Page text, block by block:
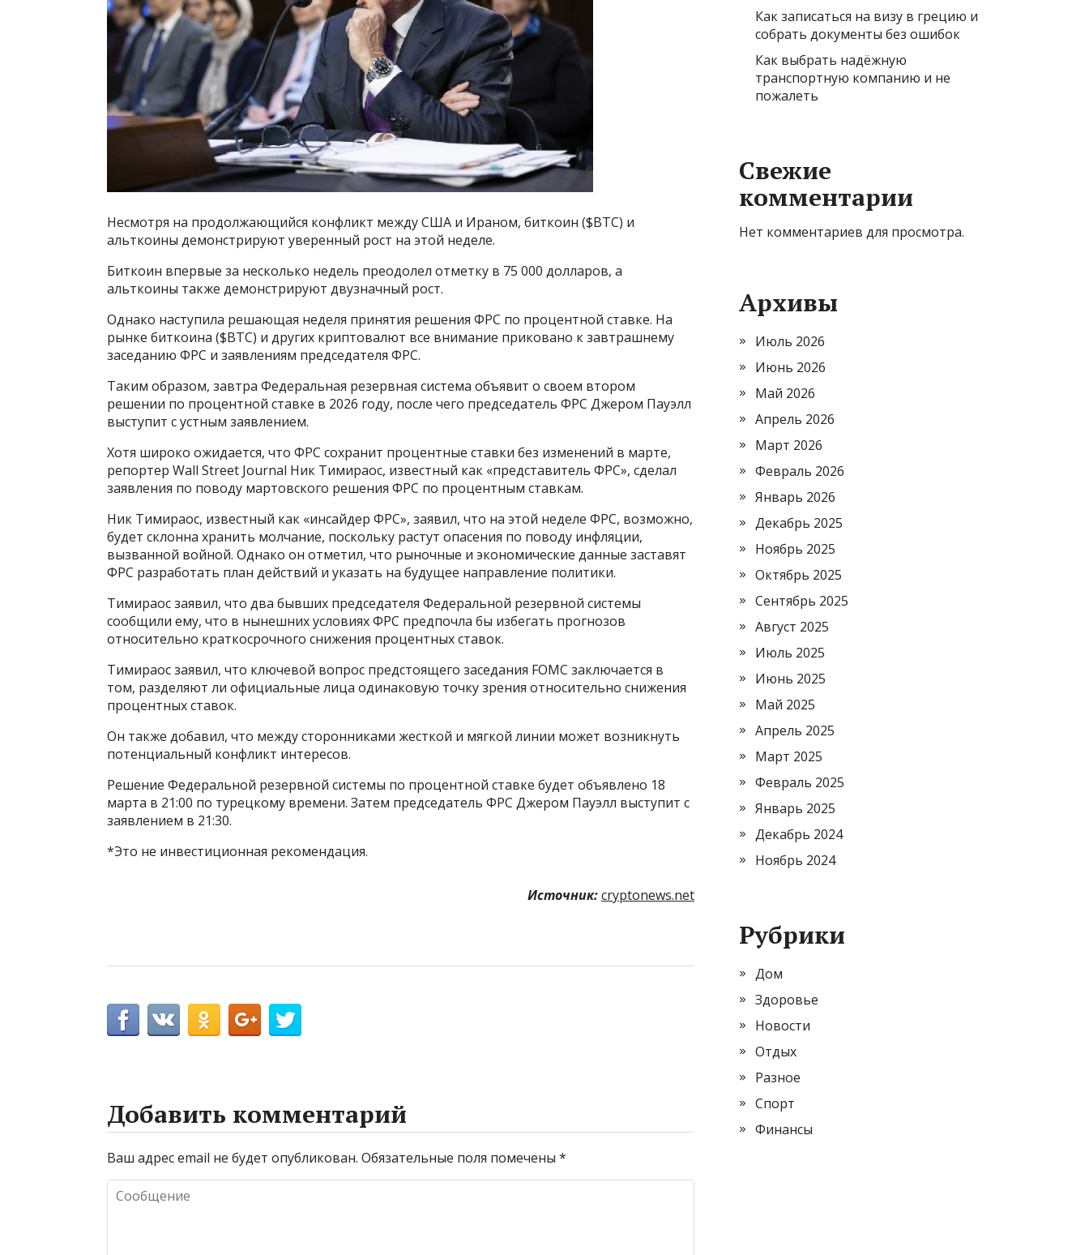
Несмотря на продолжающийся конфликт между США и Ираном, биткоин ($BTC) и
альткоины демонстрируют уверенный рост на этой неделе.
Биткоин впервые за несколько недель преодолел отметку в 75 000 долларов, а
альткоины также демонстрируют двузначный рост.
Однако наступила решающая неделя принятия решения ФРС по процентной ставке. На
рынке биткоина ($BTC) и других криптовалют все внимание приковано к завтрашнему
заседанию ФРС и заявлениям председателя ФРС.
Таким образом, завтра Федеральная резервная система объявит о своем втором
решении по процентной ставке в 2026 году, после чего председатель ФРС Джером Пауэлл
выступит с устным заявлением.
Хотя широко ожидается, что ФРС сохранит процентные ставки без изменений в марте,
репортер Wall Street Journal Ник Тимираос, известный как «представитель ФРС», сделал
заявления по поводу мартовского решения ФРС по процентным ставкам.
Ник Тимираос, известный как «инсайдер ФРС», заявил, что на этой неделе ФРС, возможно,
будет склонна хранить молчание, поскольку растут опасения по поводу инфляции,
вызванной войной. Однако он отметил, что рыночные и экономические данные заставят
ФРС разработать план действий и указать на будущее направление политики.
Тимираос заявил, что два бывших председателя Федеральной резервной системы
сообщили ему, что в нынешних условиях ФРС предпочла бы избегать прогнозов
относительно краткосрочного снижения процентных ставок.
Тимираос заявил, что ключевой вопрос предстоящего заседания FOMC заключается в
том, разделяют ли официальные лица одинаковую точку зрения относительно снижения
процентных ставок.
Он также добавил, что между сторонниками жесткой и мягкой линии может возникнуть
потенциальный конфликт интересов.
Решение Федеральной резервной системы по процентной ставке будет объявлено 18
марта в 21:00 по турецкому времени. Затем председатель ФРС Джером Пауэлл выступит с
заявлением в 21:30.
*Это не инвестиционная рекомендация.
Источник:cryptonews.net
Добавить комментарий
Ваш адрес email не будет опубликован. Обязательные поля помечены *
Как записаться на визу в грецию и
собрать документы без ошибок
Как выбрать надёжную
транспортную компанию и не
пожалеть
Свежие
комментарии
Нет комментариев для просмотра.
Архивы
Июль 2026
Июнь 2026
Май 2026
Апрель 2026
Март 2026
Февраль 2026
Январь 2026
Декабрь 2025
Ноябрь 2025
Октябрь 2025
Сентябрь 2025
Август 2025
Июль 2025
Июнь 2025
Май 2025
Апрель 2025
Март 2025
Февраль 2025
Январь 2025
Декабрь 2024
Ноябрь 2024
Рубрики
Дом
Здоровье
Новости
Отдых
Разное
Спорт
Финансы